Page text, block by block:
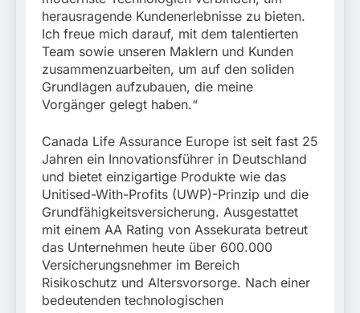
herausragende Kundenerlebnisse zu bieten.
Ich freue mich darauf, mit dem talentierten
Team sowie unseren Maklern und Kunden
zusammenzuarbeiten, um auf den soliden
Grundlagen aufzubauen, die meine
Vorgänger gelegt haben.“
Canada Life Assurance Europe ist seit fast 25
Jahren ein Innovationsführer in Deutschland
und bietet einzigartige Produkte wie das
Unitised-With-Profits (UWP)-Prinzip und die
Grundfähigkeitsversicherung. Ausgestattet
mit einem AA Rating von Assekurata betreut
das Unternehmen heute über 600.000
Versicherungsnehmer im Bereich
Risikoschutz und Altersvorsorge. Nach einer
bedeutenden technologischen